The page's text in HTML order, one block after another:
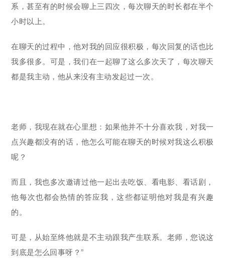
系，甚至有的时候会聊上三四次，每次聊天的时长都在半个
小时以上。
在聊天的过程中，他对我的回应很积极，每次回复的话也比
我多很多。可是，我们在一起聊了这么多次天了，每次聊天
都是我主动，他从来没有主动发起过一次。
老师，我现在就在心里想：如果他并不十分喜欢我，对我一
点兴趣都没有的话，他怎么可能在聊天的时候对我这么积极
呢？
而且，我也多次邀请过他一起出去吃饭、看电影、看话剧，
他每次也都会热情的答应我，这些都证明他对我是有兴趣
的。
可是，从始至终他就是不主动跟我产生联系。老师，您说这
到底是怎么回事呀？”